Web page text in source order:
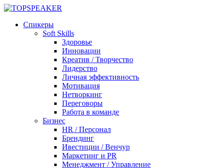
Спикеры
Soft Skills
Здоровье
Инновации
Креатив / Творчество
Лидерство
Личная эффективность
Мотивация
Нетворкинг
Переговоры
Работа в команде
Бизнес
HR / Персонал
Брендинг
Ивестиции / Венчур
Маркетинг и PR
Менеджмент / Управление